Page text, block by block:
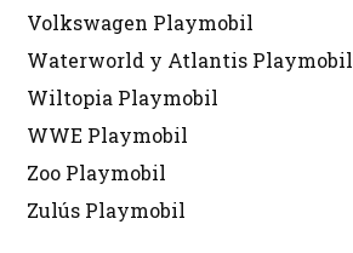
Volkswagen Playmobil
Waterworld y Atlantis Playmobil
Wiltopia Playmobil
WWE Playmobil
Zoo Playmobil
Zulús Playmobil